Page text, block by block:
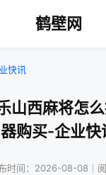
鹤壁网
快讯
山西麻将怎
器购买-企业快
时间：2026-08-08｜